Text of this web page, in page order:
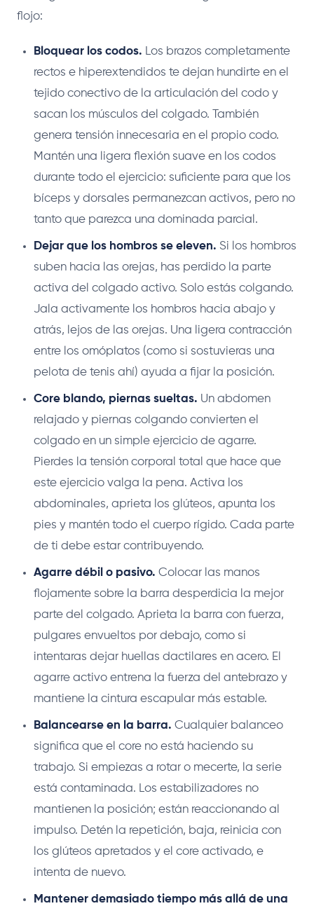
flojo:
Bloquear los codos. Los brazos completamente
rectos e hiperextendidos te dejan hundirte en el
tejido conectivo de la articulación del codo y
sacan los músculos del colgado. También
genera tensión innecesaria en el propio codo.
Mantén una ligera flexión suave en los codos
durante todo el ejercicio: suficiente para que los
bíceps y dorsales permanezcan activos, pero no
tanto que parezca una dominada parcial.
Dejar que los hombros se eleven. Si los hombros
suben hacia las orejas, has perdido la parte
activa del colgado activo. Solo estás colgando.
Jala activamente los hombros hacia abajo y
atrás, lejos de las orejas. Una ligera contracción
entre los omóplatos (como si sostuvieras una
pelota de tenis ahí) ayuda a fijar la posición.
Core blando, piernas sueltas. Un abdomen
relajado y piernas colgando convierten el
colgado en un simple ejercicio de agarre.
Pierdes la tensión corporal total que hace que
este ejercicio valga la pena. Activa los
abdominales, aprieta los glúteos, apunta los
pies y mantén todo el cuerpo rígido. Cada parte
de ti debe estar contribuyendo.
Agarre débil o pasivo. Colocar las manos
flojamente sobre la barra desperdicia la mejor
parte del colgado. Aprieta la barra con fuerza,
pulgares envueltos por debajo, como si
intentaras dejar huellas dactilares en acero. El
agarre activo entrena la fuerza del antebrazo y
mantiene la cintura escapular más estable.
Balancearse en la barra. Cualquier balanceo
significa que el core no está haciendo su
trabajo. Si empiezas a rotar o mecerte, la serie
está contaminada. Los estabilizadores no
mantienen la posición; están reaccionando al
impulso. Detén la repetición, baja, reinicia con
los glúteos apretados y el core activado, e
intenta de nuevo.
Mantener demasiado tiempo más allá de una